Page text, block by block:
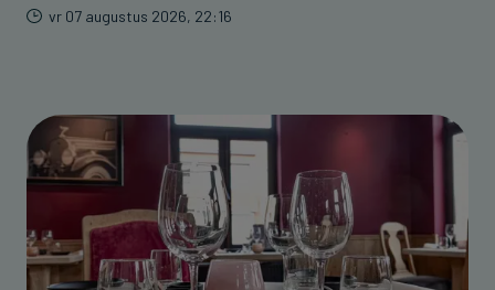
vr 07 augustus 2026, 22:16